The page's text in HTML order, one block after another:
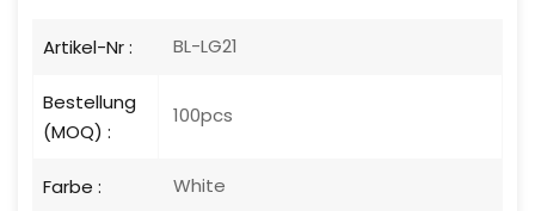
Artikel-Nr : BL-LG21
Bestellung
(MOQ) :
100pcs
Farbe : White